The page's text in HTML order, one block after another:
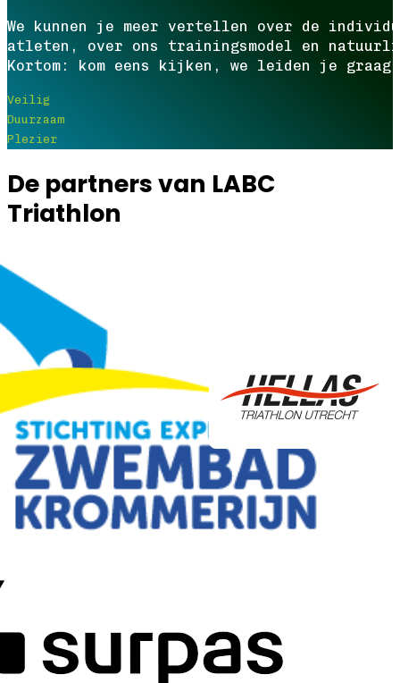
We kunnen je meer vertellen over de
atleten, over ons trainingsmodel en
Kortom: kom eens kijken, we leiden je graag
Veilig
Duurzaam
Plezier
De partners van LABC
Triathlon